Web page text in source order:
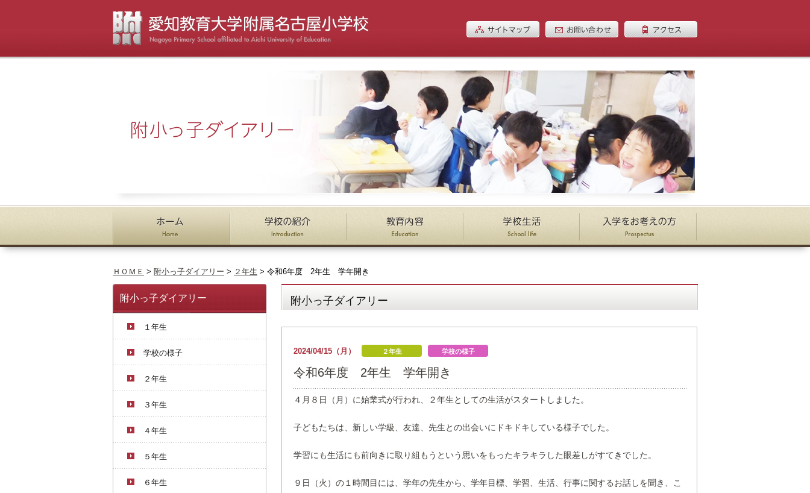
ＨＯＭＥ > 附小っ子ダイアリー > ２年生 > 令和6年度 2年生 学年開き
附小っ子ダイアリー
１年生
学校の様子
２年生
３年生
４年生
５年生
６年生
附小っ子ダイアリー
2024/04/15（月） ２年生 学校の様子
令和6年度 2年生 学年開き
４月８日（月）に始業式が行われ、２年生としての生活がスタートしました。
子どもたちは、新しい学級、友達、先生との出会いにドキドキしている様子でした。
学習にも生活にも前向きに取り組もうという思いをもったキラキラした眼差しがすてきでした。
９日（火）の１時間目には、学年の先生から、学年目標、学習、生活、行事に関するお話しを聞き、こ